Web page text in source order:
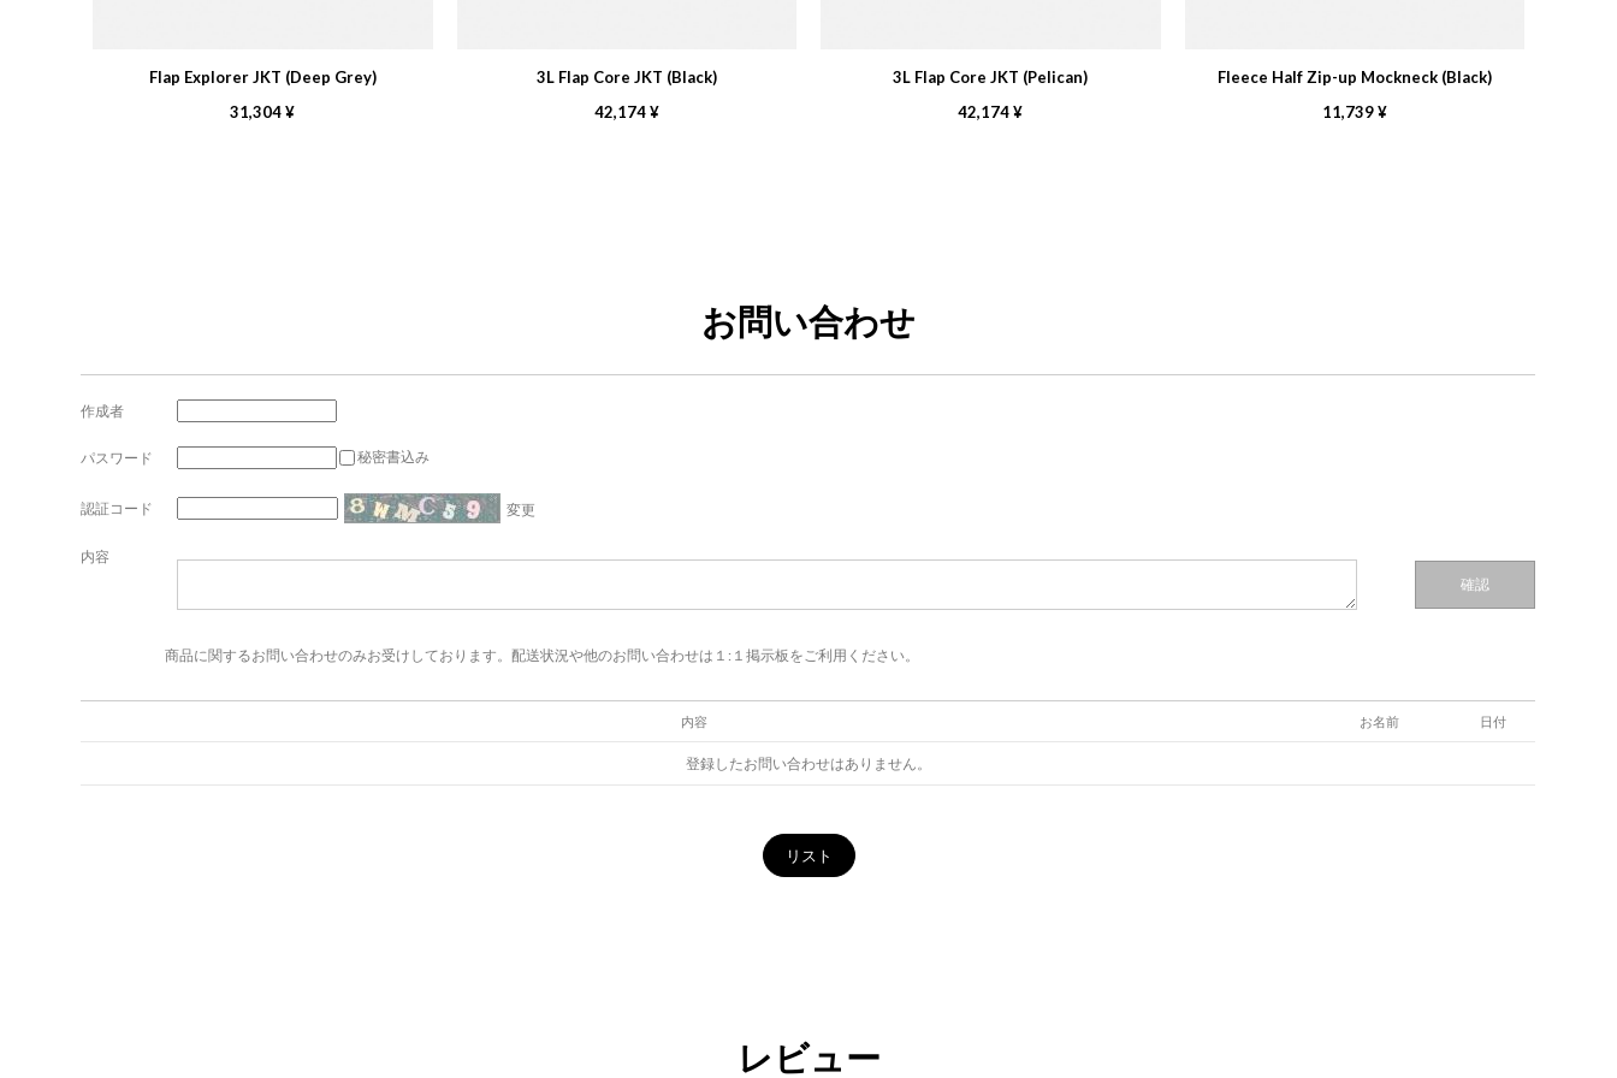
Flap Explorer JKT (Deep Grey)
31,304 ¥
3L Flap Core JKT (Black)
42,174 ¥
3L Flap Core JKT (Pelican)
42,174 ¥
Fleece Half Zip-up Mockneck (Black)
11,739 ¥
お問い合わせ
作成者
パスワード 秘密書込み
認証コード 変更
内容
確認
商品に関するお問い合わせのみお受けしております。配送状況や他のお問い合わせは１:１掲示板をご利用ください。
内容 お名前 日付
登録したお問い合わせはありません。
リスト
レビュー